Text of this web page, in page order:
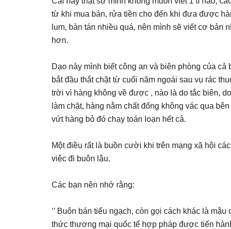
từ khi mua bán, rửa tiền cho đến khi đưa được
lum, bàn tán nhiều quá, nên mình sẽ viết cơ bản
hơn.
Dạo này mình biết công an và biên phòng của
bắt đầu thắt chặt từ cuối năm ngoái sau vụ rác
trời vì hàng không về được , nào là do tắc biên,
làm chặt, hàng nằm chất đống không vác qua
vứt hàng bỏ đó chạy toán loạn hết cả.
Một điều rất là buồn cười khi trên mạng xã hội
việc đi buôn lậu.
Các bạn nên nhớ rằng:
‘’ Buôn bán tiểu ngạch, còn gọi cách khác là
thức thương mại quốc tế hợp pháp được tiến